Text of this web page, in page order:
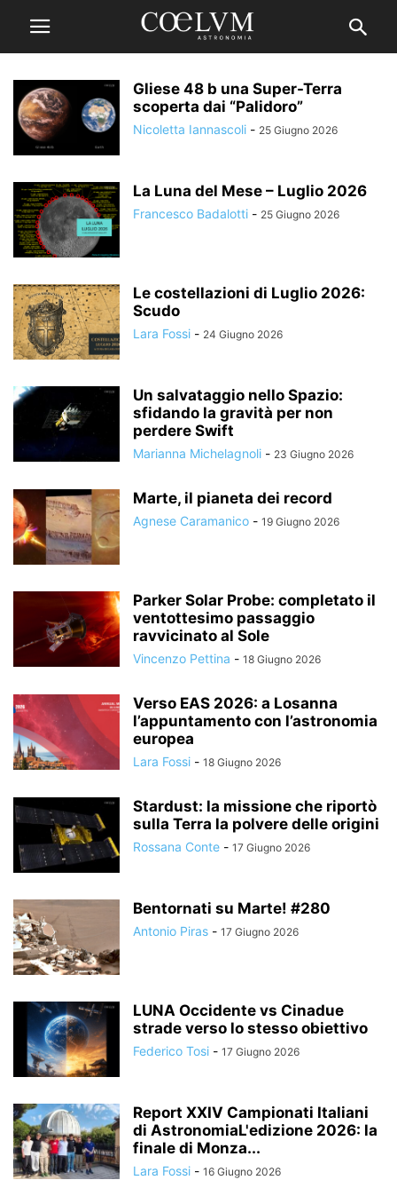
Gliese 48 b una Super-Terra
scoperta dai “Palidoro”
Nicoletta Iannascoli - 25 Giugno 2026
La Luna del Mese – Luglio 2026
Francesco Badalotti - 25 Giugno 2026
Le costellazioni di Luglio 2026:
Scudo
Lara Fossi - 24 Giugno 2026
Un salvataggio nello Spazio:
sfidando la gravità per non
perdere Swift
Marianna Michelagnoli - 23 Giugno 2026
Marte, il pianeta dei record
Agnese Caramanico - 19 Giugno 2026
Parker Solar Probe: completato il
ventottesimo passaggio
ravvicinato al Sole
Vincenzo Pettina - 18 Giugno 2026
Verso EAS 2026: a Losanna
l’appuntamento con l’astronomia
europea
Lara Fossi - 18 Giugno 2026
Stardust: la missione che riportò
sulla Terra la polvere delle origini
Rossana Conte - 17 Giugno 2026
Bentornati su Marte! #280
Antonio Piras - 17 Giugno 2026
LUNA Occidente vs Cinadue
strade verso lo stesso obiettivo
Federico Tosi - 17 Giugno 2026
Report XXIV Campionati Italiani
di AstronomiaL'edizione 2026: la
finale di Monza...
Lara Fossi - 16 Giugno 2026